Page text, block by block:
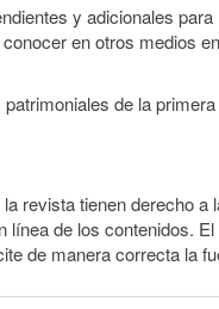
y adicionales
en otros medios
de la
revista tienen derecho
de los contenidos.
de manera correcta la